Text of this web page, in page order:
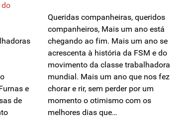
do
e
de
Queridas companheiras, queridos
companheiros, Mais um ano está
chegando ao fim. Mais um ano se
acrescenta à história da FSM e do
movimento da classe trabalhadora
mundial. Mais um ano que nos fez
chorar e rir, sem perder por um
momento o otimismo com os
melhores dias que…